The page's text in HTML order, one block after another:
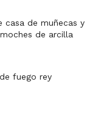
casa de muñecas y
de arcilla
fuego rey